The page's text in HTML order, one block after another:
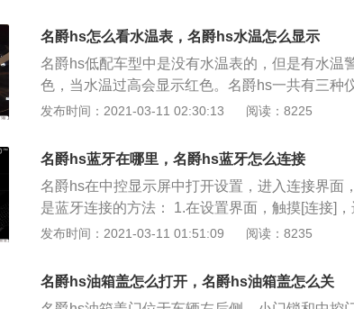
标车速，则本车会保持目标车速进行定速巡航；
速，则进入跟车巡航，组合仪表上显示前方车辆
定的目标车速。 自适应巡航目标车速调节： 向
确定前方没有车辆或前方的车辆超出预选的跟车
度出现在组合仪表上，然后释放开关。当确定前
隔内时，车速将降低并保持选择的跟车间隔行驶
航控制系统处于激活状态时，将拨杆开关拨到“取
系统退出到待命状态。 自适应巡航自动解除： 在
7）。 2.踩下制动踏板。 3.将车辆挂至非D挡。
踩加速踏板。 6.四个车门之一，或者前后舱盖被
盖往下按压，将其放低。当发动机盖降至离它的
施加一定向下的力，使其有一定加速度从而关闭
通过尝试提起发动机盖前缘来验证其是否被完全
开发动机盖，再次重复关闭动作。 1.5升涡轮增
盖（黑盖） 2机油尺（黄色） 3制动液储液罐（
2机油尺（黄色） 3制动液储液罐（黄盖） 4冷却
罐（蓝盖）
名爵hs怎么看水温表，名爵hs水温怎么显示
名爵hs低配车型中是没有水温表的，但是有水温
色，当水温过高会显示红色。名爵hs一共有三种
的显示，那么我们就来看下，不同的仪表盘怎么
的条形格数量来指示发动机冷却液温度。 在全液
表通过点亮的条形格数量来指示发动机冷却液温
一般是60℃至120℃，发动机冷却液温度不是越
度为90℃。车辆启动后，当水温表的指针达到中
的原因可能有：冷却液不足、散热风扇故障、循
避免损坏发动机。
发布时间：2021-03-11 02:30:13 阅读：8225
名爵hs蓝牙在哪里，名爵hs蓝牙怎么连接
名爵hs在中控显示屏中打开设置，进入连接界面
是蓝牙连接的方法： 1.在设置界面，触摸[连接]
开关]中的蓝牙按键（上图中的1）开启蓝牙功能
对请求，配对完成之后，将出现连接完成的提示
步骤。 4.已配对成功的手机将被存储到已配对设
发布时间：2021-03-11 01:51:09 阅读：8235
名爵hs油箱盖怎么打开，名爵hs油箱盖怎么关